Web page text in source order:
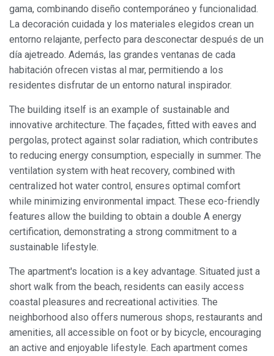
gama, combinando diseño contemporáneo y funcionalidad.
La decoración cuidada y los materiales elegidos crean un
entorno relajante, perfecto para desconectar después de un
día ajetreado. Además, las grandes ventanas de cada
habitación ofrecen vistas al mar, permitiendo a los
residentes disfrutar de un entorno natural inspirador.
The building itself is an example of sustainable and
innovative architecture. The façades, fitted with eaves and
pergolas, protect against solar radiation, which contributes
to reducing energy consumption, especially in summer. The
ventilation system with heat recovery, combined with
centralized hot water control, ensures optimal comfort
while minimizing environmental impact. These eco-friendly
features allow the building to obtain a double A energy
certification, demonstrating a strong commitment to a
sustainable lifestyle.
The apartment's location is a key advantage. Situated just a
short walk from the beach, residents can easily access
coastal pleasures and recreational activities. The
neighborhood also offers numerous shops, restaurants and
amenities, all accessible on foot or by bicycle, encouraging
an active and enjoyable lifestyle. Each apartment comes
Modificar cookies
Técnicas y funcionales
Siempre activas
Este sitio web utiliza Cookies propias para recopilar
información con la finalidad de mejorar nuestros servicios.
Si continua navegando, supone la aceptación de la
instalación de las mismas. El usuario tiene la posibilidad
de configurar su navegador pudiendo, si así lo desea,
impedir que sean instaladas en su disco duro, aunque
deberá tener en cuenta que dicha acción podrá ocasionar
dificultades de navegación de la página web.
Analíticas y personalización
Permiten realizar el seguimiento y análisis del
información recogida mediante este tipo de cookies se
utiliza en la medición de la actividad de la web para la
elaboración de perfiles de navegación de los usuarios con
el fin de introducir mejoras en función del análisis de los
datos de uso que hacen los usuarios del servicio. Permiten
guardar la información de preferencia del usuario para
mejorar la calidad de nuestros servicios y para ofrecer una
mejor experiencia a través de productos recomendados.